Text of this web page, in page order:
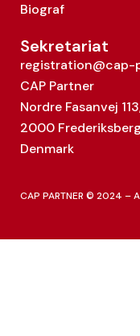
Biograf
Sekretariat
registration@cap-
CAP Partner
Nordre Fasanvej
2000 Frederiksberg
Denmark
CAP PARTNER © 2024